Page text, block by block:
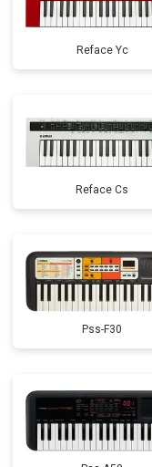
Reface Yc
Reface Cs
Pss-F30